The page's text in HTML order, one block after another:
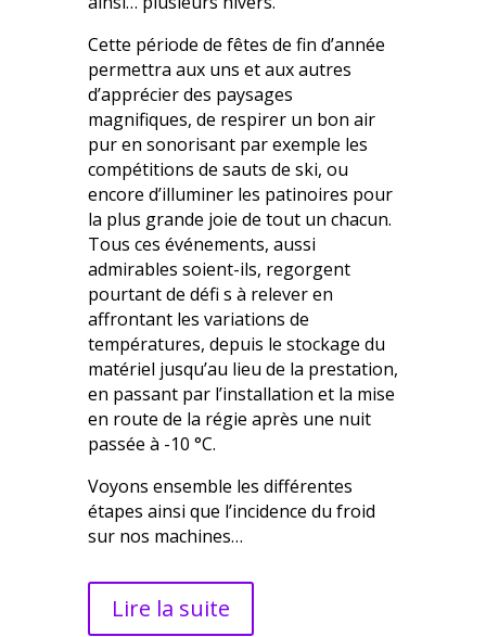
Cette période de fêtes de fin d’année
permettra aux uns et aux autres
d’apprécier des paysages
magnifiques, de respirer un bon air
pur en sonorisant par exemple les
compétitions de sauts de ski, ou
encore d’illuminer les patinoires pour
la plus grande joie de tout un chacun.
Tous ces événements, aussi
admirables soient-ils, regorgent
pourtant de défi s à relever en
affrontant les variations de
températures, depuis le stockage du
matériel jusqu’au lieu de la prestation,
en passant par l’installation et la mise
en route de la régie après une nuit
passée à -10 °C.
Voyons ensemble les différentes
étapes ainsi que l’incidence du froid
sur nos machines…
Lire la suite